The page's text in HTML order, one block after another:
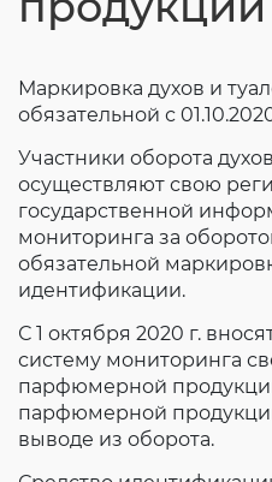
Маркировка духов и
обязательной с
Участники оборота
осуществляют свою
государственной
мониторинга за
обязательной
идентификации.
С 1 октября 2020 г.
систему мониторинга
парфюмерной
парфюмерной
выводе из оборота.